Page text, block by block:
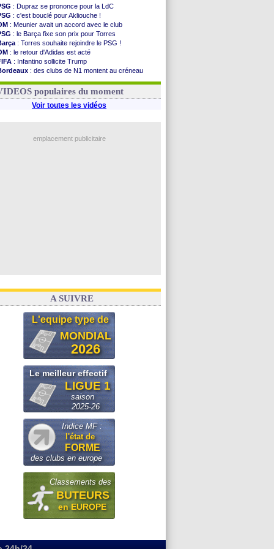
: Dupraz se prononce pour la LdC
: c'est bouclé pour Akliouche !
: Meunier avait un accord avec le club
: le Barça fixe son prix pour Torres
: Torres souhaite rejoindre le PSG !
: le retour d'Adidas est acté
: Infantino sollicite Trump
: des clubs de N1 montent au créneau
: le démenti de Leipzig pour Diomandé
populaires du moment
Voir toutes les vidéos
emplacement publicitaire
A SUIVRE
L'equipe type de
MONDIAL
2026
Le meilleur effectif
LIGUE 1
saison
2025-26
Indice MF :
l'état de
FORME
des clubs en europe
Classements des
BUTEURS
en EUROPE